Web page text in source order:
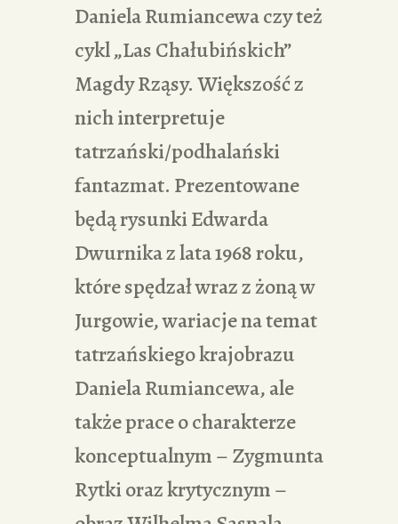
Daniela Rumiancewa czy też
cykl „Las Chałubińskich”
Magdy Rząsy. Większość z
nich interpretuje
tatrzański/podhalański
fantazmat. Prezentowane
będą rysunki Edwarda
Dwurnika z lata 1968 roku,
które spędzał wraz z żoną w
Jurgowie, wariacje na temat
tatrzańskiego krajobrazu
Daniela Rumiancewa, ale
także prace o charakterze
konceptualnym – Zygmunta
Rytki oraz krytycznym –